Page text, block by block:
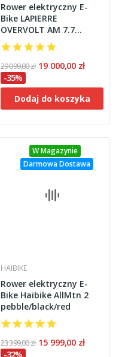
Rower elektryczny E-
Bike LAPIERRE
OVERVOLT AM 7.7
BOSCH 750WH
29 099,00 zł 19 000,00 zł
-35%
Dodaj do koszyka
W Magazynie
Darmowa Dostawa
HAIBIKE
Rower elektryczny E-
Bike Haibike AllMtn 2
pebble/black/red
23 399,00 zł 15 999,00 zł
-32%